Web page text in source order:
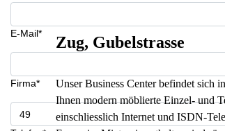
E-Mail*
Firma*
Zug, Gubelstrasse
Unser Business Center befindet sich
Ihnen modern möblierte Einzel- und
einschliesslich Internet und ISDN-